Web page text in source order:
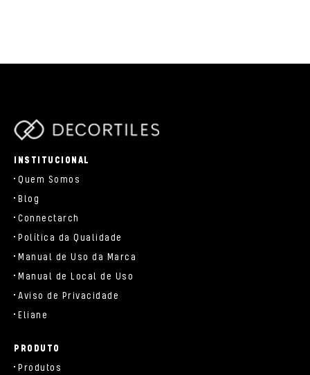
INSTITUCIONAL
Quem Somos
Blog
Connectarch
Política da Qualidade
Manual de Uso da Marca
Manual de Local de Uso
Aviso de Privacidade
Eliane
PRODUTO
Produtos